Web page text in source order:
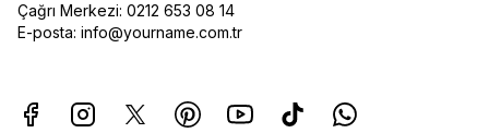
Çağrı Merkezi: 0212 653 08 14
E-posta: info@yourname.com.tr